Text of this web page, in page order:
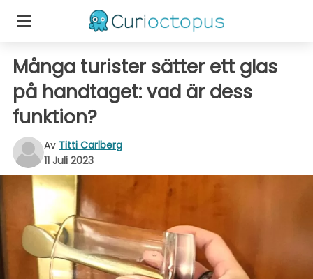
Många turister sätter ett glas
på handtaget: vad är dess
funktion?
Av Titti Carlberg
11 Juli 2023